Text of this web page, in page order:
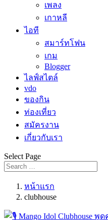
เพลง
เกาหลี
ไอที
สมาร์ทโฟน
เกม
Blogger
ไลฟ์สไตล์
vdo
ของกิน
ท่องเที่ยว
สมัครงาน
เกี่ยวกับเรา
Select Page
หน้าแรก
clubhouse